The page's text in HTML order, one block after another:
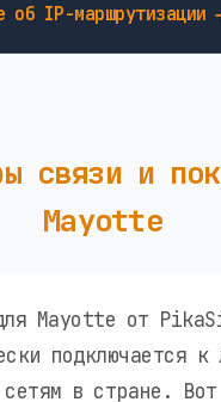
об IP-маршрутизации
связи и
Mayotte
Mayotte от
подключается к
сетям в стране. Вот